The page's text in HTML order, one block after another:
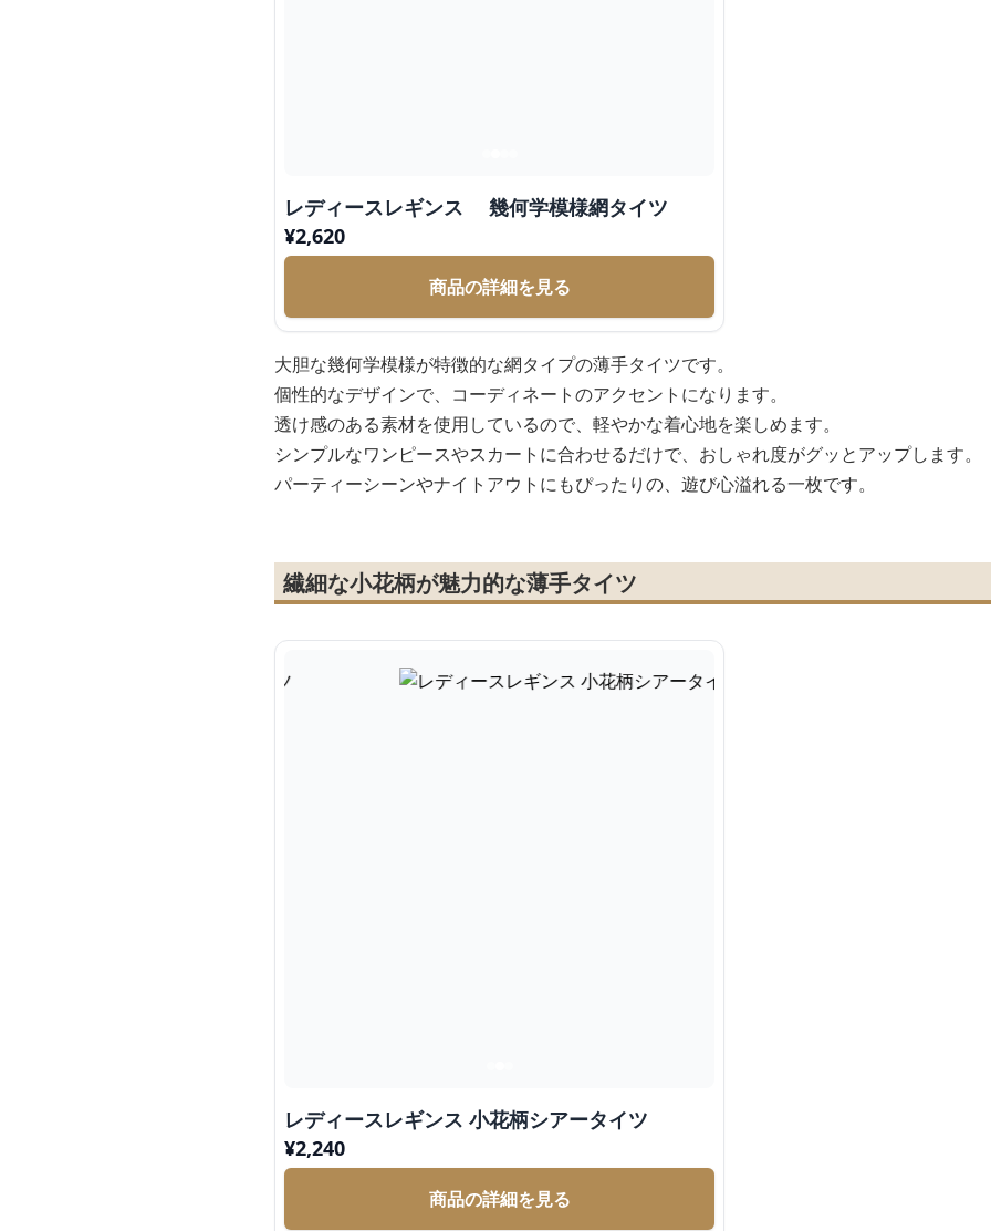
レディースレギンス 幾何学模様網タイツ
¥2,620
商品の詳細を見る
大胆な幾何学模様が特徴的な網タイプの薄手タイツです。
個性的なデザインで、コーディネートのアクセントになります。
透け感のある素材を使用しているので、軽やかな着心地を楽しめます。
シンプルなワンピースやスカートに合わせるだけで、おしゃれ度がグッとアップします。
パーティーシーンやナイトアウトにもぴったりの、遊び心溢れる一枚です。
繊細な小花柄が魅力的な薄手タイツ
レディースレギンス 小花柄シアータイツ
¥2,240
商品の詳細を見る